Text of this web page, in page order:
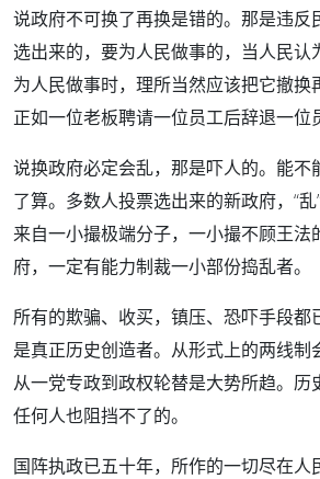
说政府不可换了再换是错的。那是违反
选出来的，要为人民做事的，当人民认
为人民做事时，理所当然应该把它撤换
正如一位老板聘请一位员工后辞退一位
说换政府必定会乱，那是吓人的。能不
了算。多数人投票选出来的新政府，“
来自一小撮极端分子，一小撮不顾王法
府，一定有能力制裁一小部份捣乱者。
所有的欺骗、收买，镇压、恐吓手段都
是真正历史创造者。从形式上的两线制
从一党专政到政权轮替是大势所趋。历
任何人也阻挡不了的。
国阵执政已五十年，所作的一切尽在人